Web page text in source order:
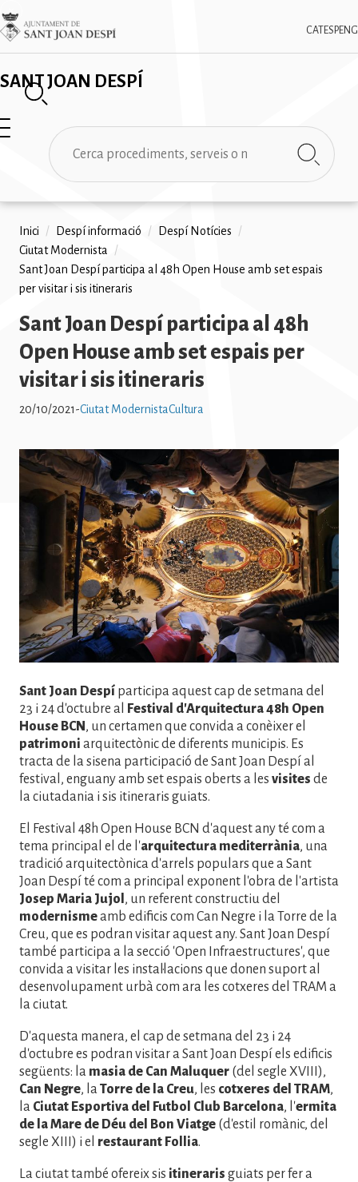
Vés
al
contingut
SANT JOAN DESPÍ
CAT ESPENG
Imatge
✕
Cerca
Fil
d'ariadna
Inici / Despí informació / Despí Notícies
/
Ciutat Modernista
/
Sant Joan Despí participa al 48h Open House amb set espais
per visitar i sis itineraris
Sant Joan Despí participa al 48h
Open House amb set espais per
visitar i sis itineraris
20/10/2021-Ciutat ModernistaCultura
Imatge
Sant Joan Despí participa aquest cap de setmana del
23 i 24 d'octubre al
Festival d'Arquitectura 48h Open
House BCN , un certamen que convida a conèixer el
patrimoni arquitectònic de diferents municipis. Es
tracta de la sisena participació de Sant Joan Despí al
festival, enguany amb set espais oberts a les visites de
la ciutadania i sis itineraris guiats.
El Festival 48h Open House BCN d'aquest any té com a
tema principal el de l'arquitectura mediterrània, una
tradició arquitectònica d'arrels populars que a Sant
Joan Despí té com a principal exponent l'obra de l'artista
Josep Maria Jujol , un referent constructiu del
modernismeamb edificis com Can Negre i la Torre de la
Creu, que es podran visitar aquest any. Sant Joan Despí
també participa a la secció 'Open Infraestructures', que
convida a visitar les instal·lacions que donen suport al
desenvolupament urbà com ara les cotxeres del TRAM a
la ciutat.
D'aquesta manera, el cap de setmana del 23 i 24
d'octubre es podran visitar a Sant Joan Despí els edificis
següents: la masia de Can Maluquer (del segle XVIII),
Can Negre, laTorre de la Creu, les cotxeres del TRAM,
la Ciutat Esportiva del Futbol Club Barcelona, l'ermita
de la Mare de Déu del Bon Viatge (d'estil romànic, del
segle XIII) i el restaurant Follia.
La ciutat també ofereix sis itineraris guiats per fer a